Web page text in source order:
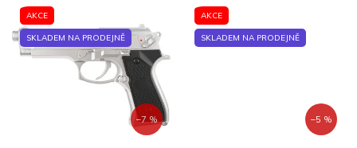
AKCE
SKLADEM NA PRODEJNĚ
–7 %
AKCE
SKLADEM NA PRODEJNĚ
–5 %